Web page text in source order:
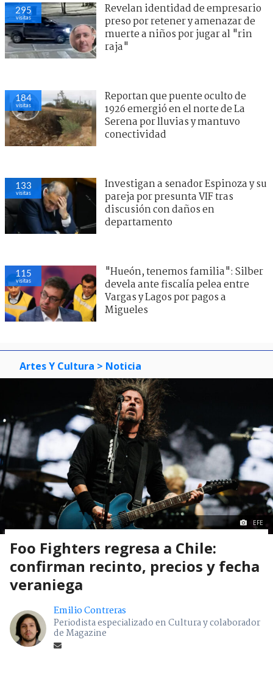
295
visitas
Revelan identidad de empresario
preso por retener y amenazar de
muerte a niños por jugar al "rin
raja"
184
visitas
Reportan que puente oculto de
1926 emergió en el norte de La
Serena por lluvias y mantuvo
conectividad
133
visitas
Investigan a senador Espinoza y su
pareja por presunta VIF tras
discusión con daños en
departamento
115
visitas
"Hueón, tenemos familia": Silber
devela ante fiscalía pelea entre
Vargas y Lagos por pagos a
Migueles
Artes Y Cultura > Noticia
EFE
Foo Fighters regresa a Chile:
confirman recinto, precios y fecha
veraniega
Emilio Contreras
Periodista especializado en Cultura y colaborador
de Magazine